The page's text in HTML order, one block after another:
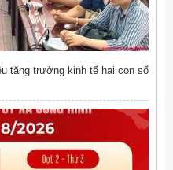
tăng trưởng kinh tế hai con số